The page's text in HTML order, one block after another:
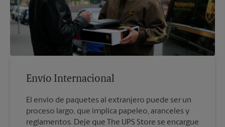
Envío Internacional
El envío de paquetes al extranjero puede ser un
proceso largo, que implica papeleo, aranceles y
reglamentos. Deje que The UPS Store se encargue